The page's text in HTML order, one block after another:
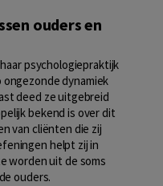
ouders en
psychologiepraktijk
dynamiek
deed ze uitgebreid
bekend is over dit
van cliënten die zij
helpt zij in
worden uit de soms
ouders.